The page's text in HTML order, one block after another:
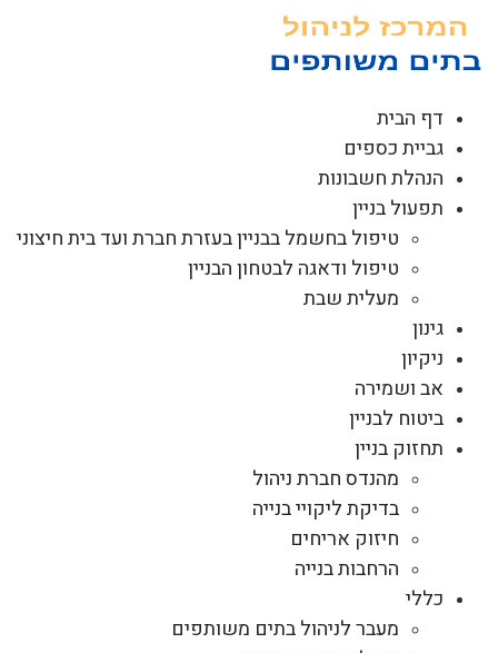
דף הבית
גביית כספים
הנהלת חשבונות
תפעול בניין
טיפול בחשמל בבניין בעזרת חברת ועד בית חיצוני
טיפול ודאגה לבטחון הבניין
מעלית שבת
גינון
ניקיון
אב ושמירה
ביטוח לבניין
תחזוק בניין
מהנדס חברת ניהול
בדיקת ליקויי בנייה
חיזוק אריחים
הרחבות בנייה
כללי
מעבר לניהול בתים משותפים